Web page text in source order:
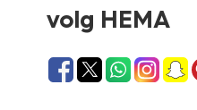
volg HEMA